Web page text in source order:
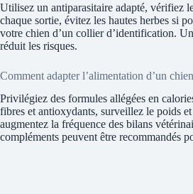
Utilisez un antiparasitaire adapté, vérifiez
chaque sortie, évitez les hautes herbes si
votre chien d’un collier d’identification.
réduit les risques.
Comment adapter l’alimentation d’un
Privilégiez des formules allégées en
fibres et antioxydants, surveillez le poids
augmentez la fréquence des bilans
compléments peuvent être recommandés